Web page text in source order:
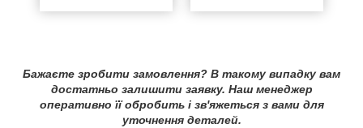
Бажаєте зробити замовлення? В такому випадку вам
достатньо залишити заявку. Наш менеджер
оперативно її обробить і зв'яжеться з вами для
уточнення деталей.